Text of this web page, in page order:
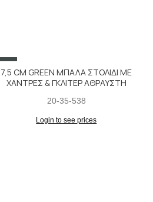
7,5 CM GREEN ΜΠΑΛΑ ΣΤΟΛΙΔΙ ΜΕ
ΧΑΝΤΡΕΣ & ΓΚΛΙΤΕΡ ΑΘΡΑΥΣΤΗ
20-35-538
Login to see prices